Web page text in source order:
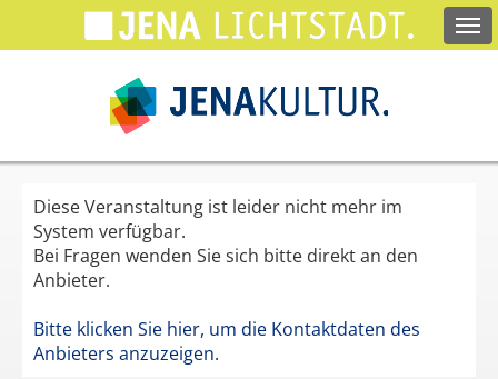
zum
Diese Veranstaltung ist leider nicht mehr im
System verfügbar.
Bei Fragen wenden Sie sich bitte direkt an den
Anbieter.
Bitte klicken Sie hier, um die Kontaktdaten des
Anbieters anzuzeigen.